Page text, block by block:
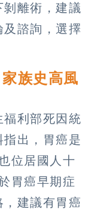
離術，建議
諮詢，選擇
族史高風
利部死因統
出，胃癌是
位居國人十
胃癌早期症
建議有胃癌